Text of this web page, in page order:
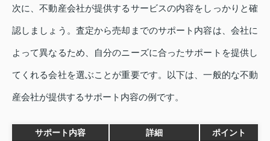
次に、不動産会社が提供するサービスの内容をしっかりと確
認しましょう。査定から売却までのサポート内容は、会社に
よって異なるため、自分のニーズに合ったサポートを提供し
てくれる会社を選ぶことが重要です。以下は、一般的な不動
産会社が提供するサポート内容の例です。
サポート内容 詳細 ポイント